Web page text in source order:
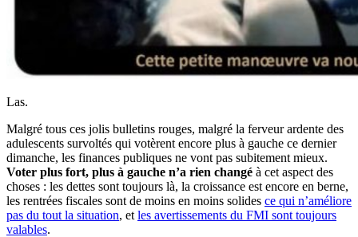
Las.
Malgré tous ces jolis bulletins rouges, malgré la ferveur ardente des
adulescents survoltés qui votèrent encore plus à gauche ce dernier
dimanche, les finances publiques ne vont pas subitement mieux.
Voter plus fort, plus à gauche n’a rien changé à cet aspect des
choses : les dettes sont toujours là, la croissance est encore en berne,
les rentrées fiscales sont de moins en moins solides ce qui n’améliore
pas du tout la situation, et les avertissements du FMI sont toujours
valables.